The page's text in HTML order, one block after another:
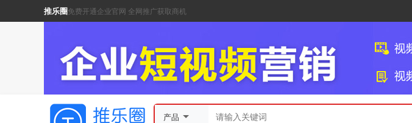
推乐圈免费开通企业官网 全网推广获取商机
产品